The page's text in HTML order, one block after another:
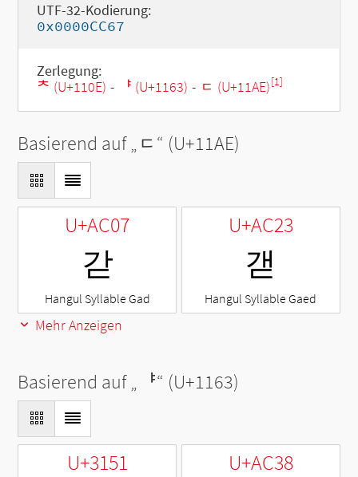
UTF-32-Kodierung:
0x0000CC67
Zerlegung:
ᄎ (U+110E) - ᅣ (U+1163) - ᆮ (U+11AE)[1]
Basierend auf „ᆮ“ (U+11AE)
U+AC07
갇
Hangul Syllable Gad
U+AC23
갣
Hangul Syllable Gaed
Mehr Anzeigen
Basierend auf „ ᅣ“ (U+1163)
U+3151 U+AC38